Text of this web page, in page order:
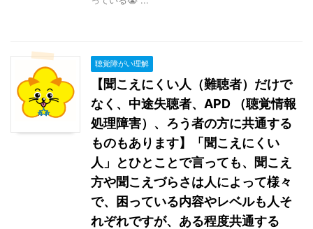
聴覚障がい理解
【聞こえにくい人（難聴者）だけで
なく、中途失聴者、APD （聴覚情報
処理障害）、ろう者の方に共通する
ものもあります】「聞こえにくい
人」とひとことで言っても、聞こえ
方や聞こえづらさは人によって様々
で、困っている内容やレベルも人そ
れぞれですが、ある程度共通する